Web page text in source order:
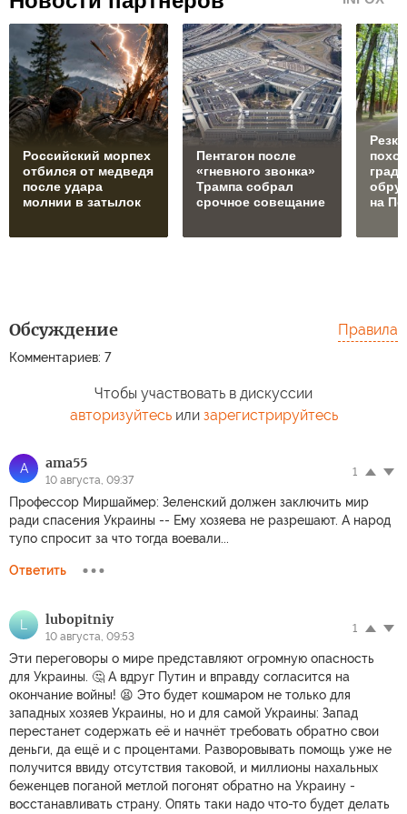
Российский морпех
отбился от медведя
после удара
молнии в затылок
Пентагон после
«гневного звонка»
Трампа собрал
срочное совещание
на
Обсуждение
Комментариев: 7
Правила
Чтобы участвовать в дискуссии
авторизуйтесьили зарегистрируйтесь
A ama55
10 августа, 09:37
1
Профессор Миршаймер: Зеленский должен заключить мир
ради спасения Украины -- Ему хозяева не разрешают. А народ
тупо спросит за что тогда воевали...
Ответить
L lubopitniy
10 августа, 09:53
1
Эти переговоры о мире представляют огромную опасность
для Украины. 🤔 А вдруг Путин и вправду согласится на
окончание войны! 😫 Это будет кошмаром не только для
западных хозяев Украины, но и для самой Украины: Запад
перестанет содержать еë и начнëт требовать обратно свои
деньги, да ещё и с процентами. Разворовывать помощь уже не
получится ввиду отсутствия таковой, и миллионы нахальных
беженцев погaной метлой погонят обратно на Украину -
восстанавливать страну. Опять таки надо что-то будет делать